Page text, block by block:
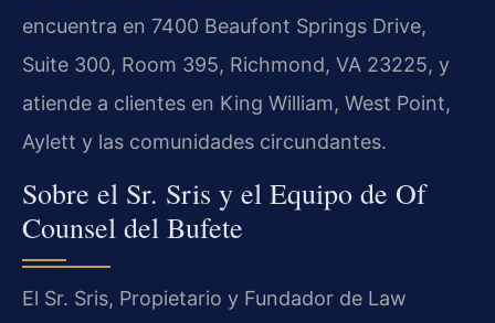
encuentra en 7400 Beaufont Springs Drive,
Suite 300, Room 395, Richmond, VA 23225, y
atiende a clientes en King William, West Point,
Aylett y las comunidades circundantes.
Sobre el Sr. Sris y el Equipo de Of
Counsel del Bufete
El Sr. Sris, Propietario y Fundador de Law